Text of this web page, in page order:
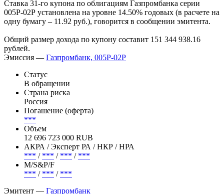
Ставка 31-го купона по облигациям Газпромбанка серии
005Р-02Р установлена на уровне 14.50% годовых (в расчете на
одну бумагу – 11.92 руб.), говорится в сообщении эмитента.
Общий размер дохода по купону составит 151 344 938.16
рублей.
Эмиссия — Газпромбанк, 005P-02P
Статус
В обращении
Страна риска
Россия
Погашение (оферта)
***
Объем
12 696 723 000 RUB
АКРА / Эксперт РА / НКР / НРА
*** / *** / *** / ***
М/S&P/F
*** / *** / ***
Эмитент — Газпромбанк